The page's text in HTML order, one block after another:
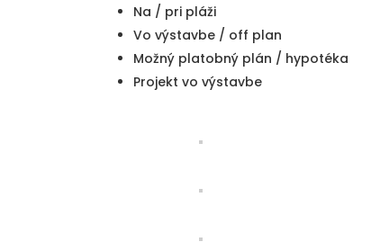
Na / pri pláži
Vo výstavbe / off plan
Možný platobný plán / hypotéka
Projekt vo výstavbe